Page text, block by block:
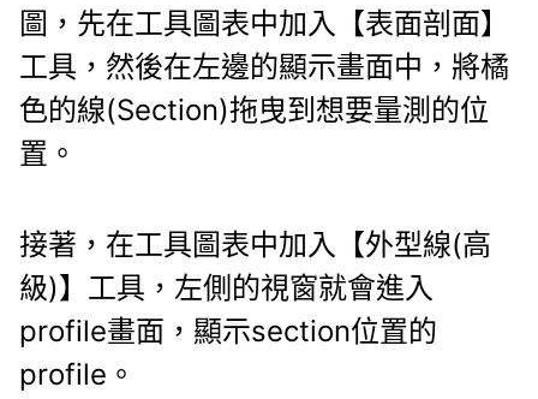
圖，先在工具圖表中加入【表面剖面】
工具，然後在左邊的顯示畫面中，將橘
色的線(Section)拖曳到想要量測的位
置。
接著， 在工具圖表中加入【外型線(高
級)】工具，左側的視窗就會進入
profile畫面，顯示section位置的
profile。